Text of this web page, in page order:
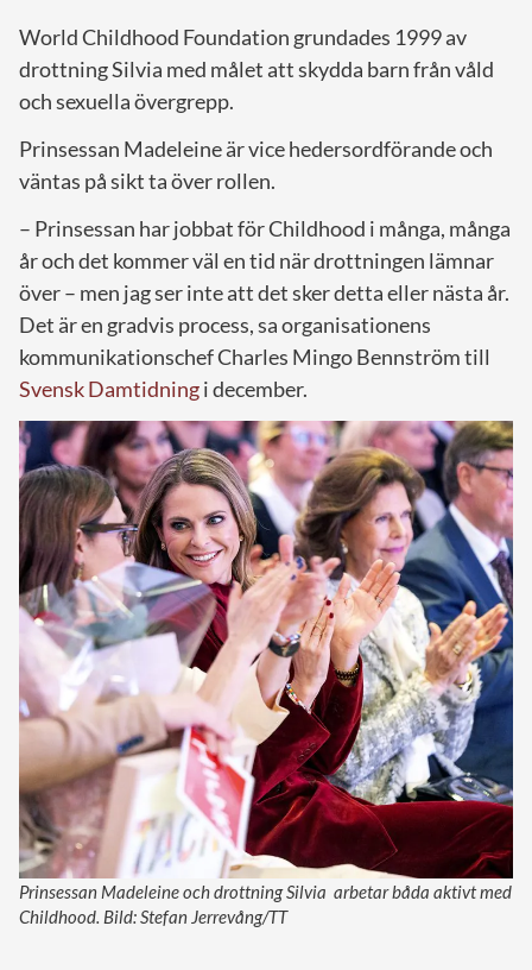
World Childhood Foundation grundades 1999 av
drottning Silvia med målet att skydda barn från våld
och sexuella övergrepp.
Prinsessan Madeleine är vice hedersordförande och
väntas på sikt ta över rollen.
– Prinsessan har jobbat för Childhood i många, många
år och det kommer väl en tid när drottningen lämnar
över – men jag ser inte att det sker detta eller nästa år.
Det är en gradvis process, sa organisationens
kommunikationschef Charles Mingo Bennström till
Svensk Damtidningi december.
Prinsessan Madeleine och drottning Silvia arbetar båda aktivt med
Childhood. Bild: Stefan Jerrevång/TT